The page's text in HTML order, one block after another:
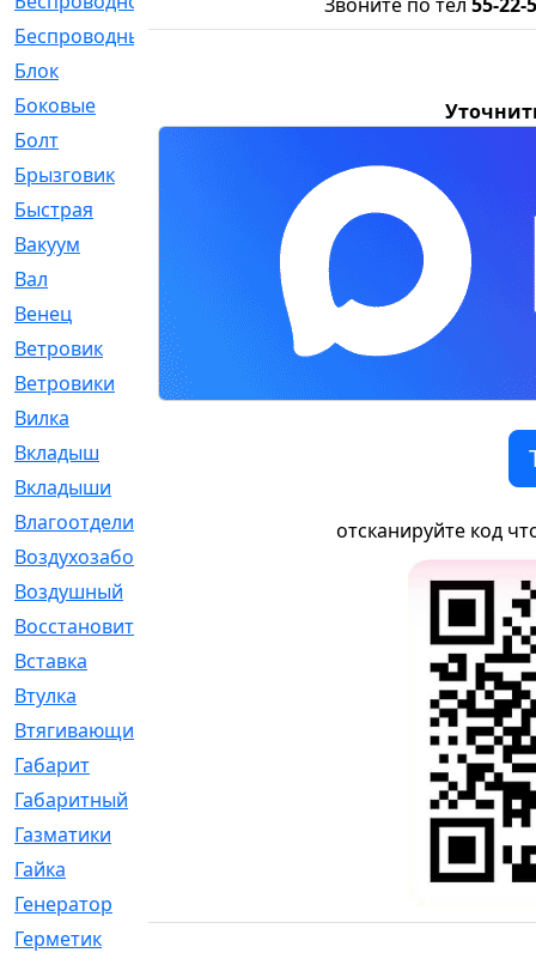
Беспроводные
[1]
Блок
Боковые
Болт
Брызговик
Быстрая
Вакуум
Вал
Венец
Ветровик
Ветровики
Вилка
Вкладыш
Вкладыши
Влагоотделитель
Воздухозаборник
Воздушный
Восстановительный
Вставка
Втулка
Втягивающий
Габарит
Габаритный
Газматики
Гайка
Генератор
Герметик
Звоните по тел 55-22-
отсканируйте код